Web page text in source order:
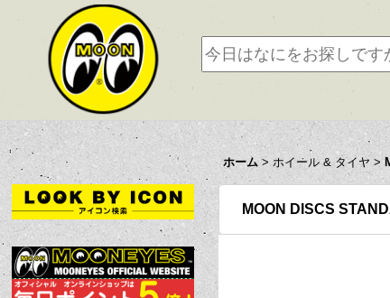
ホーム > ホイール & タイヤ >
MOON DISCS